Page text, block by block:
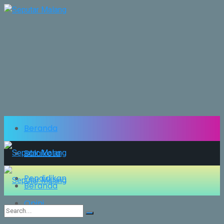
Beranda
Balaikota
Pendidikan
Opini
Beranda
Balaikota